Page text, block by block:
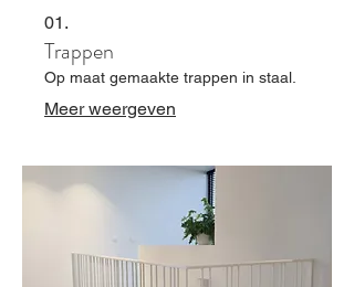
01.
Trappen
Op maat gemaakte trappen in staal.
Meer weergeven